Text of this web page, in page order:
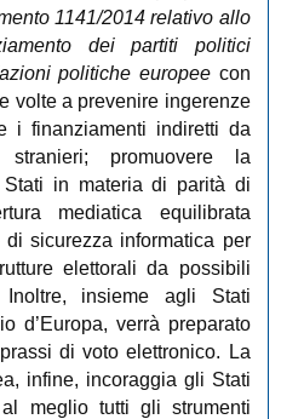
1141/2014 relativo allo
dei partiti politici
politiche europeecon
volte a prevenire ingerenze
i finanziamenti indiretti da
promuovere la
in materia di parità di
mediatica equilibrata
sicurezza informatica per
elettorali da possibili
Inoltre, insieme agli Stati
d’Europa, verrà preparato
di voto elettronico. La
infine, incoraggia gli Stati
meglio tutti gli strumenti